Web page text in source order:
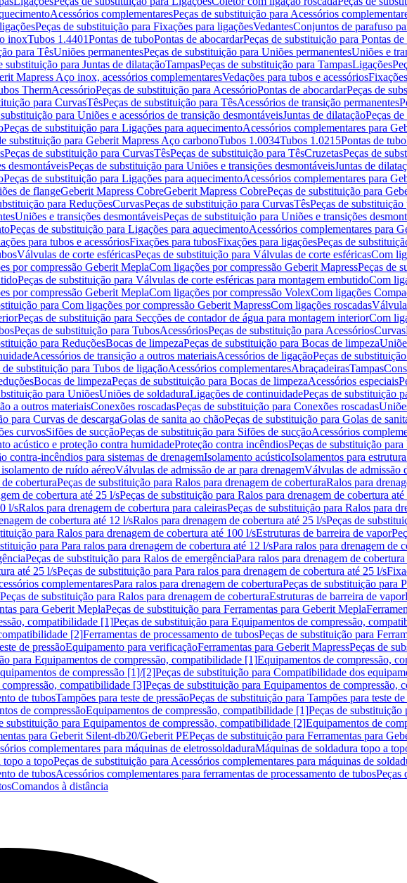
Acessórios complementaresPeças de substituição para Acessórios
Peças de substituição para Fixações para ligaçõesVedantesConjuntos de parafuso
inoxTubos 1.4401Pontas de tuboPontas de abocardarPeças de substituição para Pontas
para TêsUniões permanentesPeças de substituição para Uniões permanentesUniões e
substituição para Juntas de dilataçãoTampasPeças de substituição para TampasLigações
Mapress Aço inox, acessórios complementaresVedações para tubos e acessórios
ThermAcessórioPeças de substituição para AcessórioPontas de abocardarPeças de
para CurvasTêsPeças de substituição para TêsAcessórios de transição permanentes
para Uniões e acessórios de transição desmontáveisJuntas de dilataçãoPeças
Peças de substituição para Ligações para aquecimentoAcessórios complementares para
substituição para Geberit Mapress Aço carbonoTubos 1.0034Tubos 1.0215Pontas de tubo
Peças de substituição para CurvasTêsPeças de substituição para TêsCruzetasPeças de
desmontáveisPeças de substituição para Uniões e transições desmontáveisJuntas de
Peças de substituição para Ligações para aquecimentoAcessórios complementares para
de flangeGeberit Mapress CobreGeberit Mapress CobrePeças de substituição para
para ReduçõesCurvasPeças de substituição para CurvasTêsPeças de substituição
Uniões e transições desmontáveisPeças de substituição para Uniões e transições
Peças de substituição para Ligações para aquecimentoAcessórios complementares para
para tubos e acessóriosFixações para tubosFixações para ligaçõesPeças de
Válvulas de corte esféricasPeças de substituição para Válvulas de corte esféricasCom
por compressão Geberit MeplaCom ligações por compressão Geberit MapressPeças de
Peças de substituição para Válvulas de corte esféricas para montagem embutidoCom
por compressão Geberit MeplaCom ligações por compressão VolexCom ligações
para Com ligações por compressão Geberit MapressCom ligações roscadas
Peças de substituição para Secções de contador de água para montagem interiorCom
Peças de substituição para TubosAcessóriosPeças de substituição para AcessóriosCurvas
para ReduçõesBocas de limpezaPeças de substituição para Bocas de limpeza
Acessórios de transição a outros materiaisAcessórios de ligaçãoPeças de
de substituição para Tubos de ligaçãoAcessórios complementaresAbraçadeirasTampas
Bocas de limpezaPeças de substituição para Bocas de limpezaAcessórios especiais
para UniõesUniões de soldaduraLigações de continuidadePeças de substituição
a outros materiaisConexões roscadasPeças de substituição para Conexões roscadas
para Curvas de descargaGolas de sanita ao chãoPeças de substituição para Golas de
curvosSifões de sucçãoPeças de substituição para Sifões de sucçãoAcessórios
acústico e proteção contra humidadeProteção contra incêndiosPeças de substituição
contra-incêndios para sistemas de drenagemIsolamento acústicoIsolamentos para
de ruído aéreoVálvulas de admissão de ar para drenagemVálvulas de admissão
coberturaPeças de substituição para Ralos para drenagem de coberturaRalos para
de cobertura até 25 l/sPeças de substituição para Ralos para drenagem de cobertura
l/sRalos para drenagem de cobertura para caleirasPeças de substituição para Ralos para
de cobertura até 12 l/sRalos para drenagem de cobertura até 25 l/sPeças de
para Ralos para drenagem de cobertura até 100 l/sEstruturas de barreira de vapor
para Para ralos para drenagem de cobertura até 12 l/sPara ralos para drenagem de
Peças de substituição para Ralos de emergênciaPara ralos para drenagem de
até 25 l/sPeças de substituição para Para ralos para drenagem de cobertura até 25 l/s
complementaresPara ralos para drenagem de coberturaPeças de substituição para
Peças de substituição para Ralos para drenagem de coberturaEstruturas de barreira de vapor
para Geberit MeplaPeças de substituição para Ferramentas para Geberit Mepla
compatibilidade [1]Peças de substituição para Equipamentos de compressão,
[2]Ferramentas de processamento de tubosPeças de substituição para
de pressãoEquipamento para verificaçãoFerramentas para Geberit MapressPeças de
para Equipamentos de compressão, compatibilidade [1]Equipamentos de compressão,
de compressão [1]/[2]Peças de substituição para Compatibilidade dos
compatibilidade [3]Peças de substituição para Equipamentos de compressão,
de tubosTampões para teste de pressãoPeças de substituição para Tampões para teste de
de compressãoEquipamentos de compressão, compatibilidade [1]Peças de substituição
substituição para Equipamentos de compressão, compatibilidade [2]Equipamentos de
para Geberit Silent-db20/Geberit PEPeças de substituição para Ferramentas para
complementares para máquinas de eletrossoldaduraMáquinas de soldadura topo a
topo a topoPeças de substituição para Acessórios complementares para máquinas de
de tubosAcessórios complementares para ferramentas de processamento de tubosPeças
Comandos à distância